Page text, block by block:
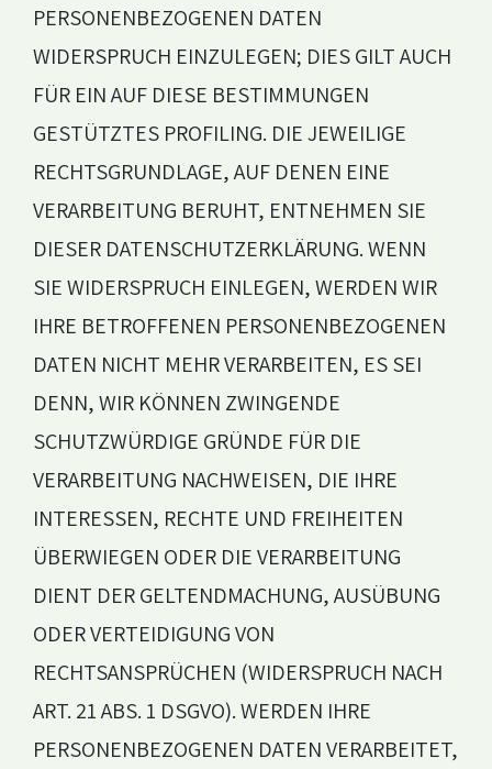
PERSONENBEZOGENEN DATEN
WIDERSPRUCH EINZULEGEN; DIES GILT AUCH
FÜR EIN AUF DIESE BESTIMMUNGEN
GESTÜTZTES PROFILING. DIE JEWEILIGE
RECHTSGRUNDLAGE, AUF DENEN EINE
VERARBEITUNG BERUHT, ENTNEHMEN SIE
DIESER DATENSCHUTZERKLÄRUNG. WENN
SIE WIDERSPRUCH EINLEGEN, WERDEN WIR
IHRE BETROFFENEN PERSONENBEZOGENEN
DATEN NICHT MEHR VERARBEITEN, ES SEI
DENN, WIR KÖNNEN ZWINGENDE
SCHUTZWÜRDIGE GRÜNDE FÜR DIE
VERARBEITUNG NACHWEISEN, DIE IHRE
INTERESSEN, RECHTE UND FREIHEITEN
ÜBERWIEGEN ODER DIE VERARBEITUNG
DIENT DER GELTENDMACHUNG, AUSÜBUNG
ODER VERTEIDIGUNG VON
RECHTSANSPRÜCHEN (WIDERSPRUCH NACH
ART. 21 ABS. 1 DSGVO). WERDEN IHRE
PERSONENBEZOGENEN DATEN VERARBEITET,